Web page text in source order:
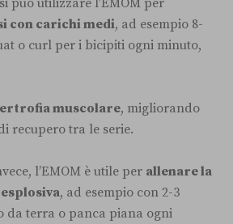
con carichi medi, ad esempio 8-
o curl per i bicipiti ogni minuto,
muscolare, migliorando
recupero tra le serie.
l’EMOM è utile per allenare la
, ad esempio con 2-3
da terra o panca piana ogni